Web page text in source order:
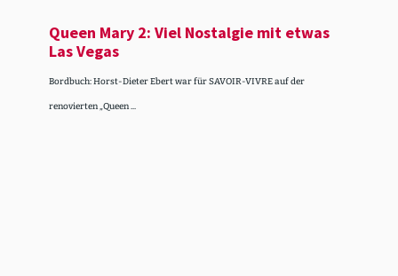
Queen Mary 2: Viel Nostalgie mit etwas
Las Vegas
Bordbuch: Horst-Dieter Ebert war für SAVOIR-VIVRE auf der
renovierten „Queen ...